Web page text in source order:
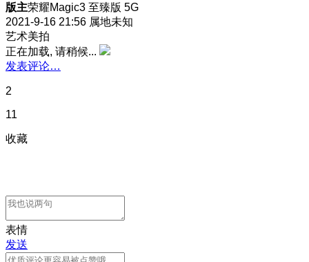
版主荣耀Magic3 至臻版 5G
2021-9-16 21:56 属地未知
艺术美拍
正在加载, 请稍候...
发表评论…
2
11
收藏
表情
发送